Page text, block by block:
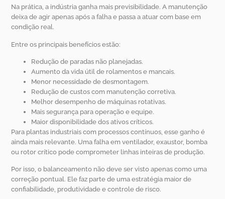
Na prática, a indústria ganha mais previsibilidade. A manutenção
deixa de agir apenas após a falha e passa a atuar com base em
condição real.
Entre os principais benefícios estão:
Redução de paradas não planejadas.
Aumento da vida útil de rolamentos e mancais.
Menor necessidade de desmontagem.
Redução de custos com manutenção corretiva.
Melhor desempenho de máquinas rotativas.
Mais segurança para operação e equipe.
Maior disponibilidade dos ativos críticos.
Para plantas industriais com processos contínuos, esse ganho é
ainda mais relevante. Uma falha em ventilador, exaustor, bomba
ou rotor crítico pode comprometer linhas inteiras de produção.
Por isso, o balanceamento não deve ser visto apenas como uma
correção pontual. Ele faz parte de uma estratégia maior de
confiabilidade, produtividade e controle de risco.